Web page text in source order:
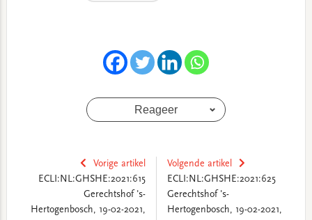
Reageer
Vorige artikel
ECLI:NL:GHSHE:2021:615
Gerechtshof 's-
Hertogenbosch, 19-02-2021,
Volgende artikel
ECLI:NL:GHSHE:2021:625
Gerechtshof 's-
Hertogenbosch, 19-02-2021,